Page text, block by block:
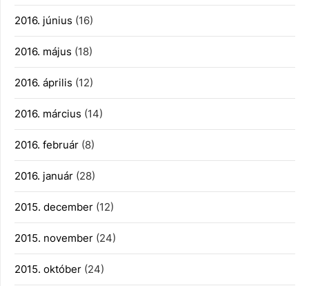
2016. június (16)
2016. május (18)
2016. április (12)
2016. március (14)
2016. február (8)
2016. január (28)
2015. december (12)
2015. november (24)
2015. október (24)